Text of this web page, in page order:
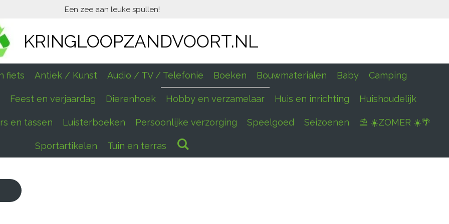
Een zee aan leuke spullen!
KRINGLOOPZANDVOORT.NL
fiets Antiek / Kunst Audio / TV / Telefonie Boeken Bouwmaterialen Baby Camping
Feest en verjaardag Dierenhoek Hobby en verzamelaar Huis en inrichting Huishoudelijk
en tassen Luisterboeken Persoonlijke verzorging Speelgoed Seizoenen ⛱ ☀️ZOMER ☀️🌴
Sportartikelen Tuin en terras